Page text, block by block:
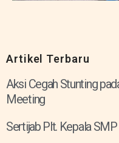
Artikel Terbaru
Aksi Cegah Stunting
Meeting
Sertijab Plt. Kepala